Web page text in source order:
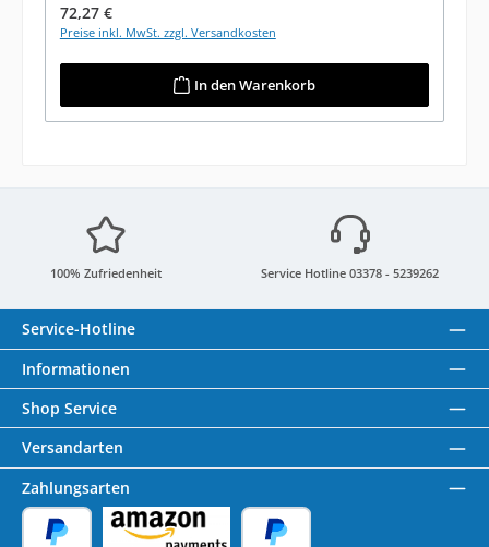
Regulärer Preis:
72,27 €
Preise inkl. MwSt. zzgl. Versandkosten
In den Warenkorb
100% Zufriedenheit Service Hotline 03378 - 5239262
Service-Hotline
Informationen
Shop Service
Versandarten
Zahlungsarten